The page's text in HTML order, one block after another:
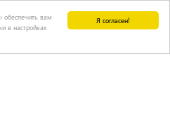
Я согласен!
обеспечить вам
в настройках